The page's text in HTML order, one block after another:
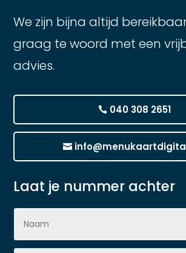
We zijn bijna altijd
graag te woord met een
advies.
040 308 2651
Laat je nummer achter